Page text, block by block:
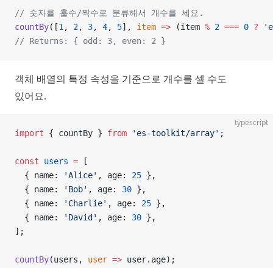
// 숫자를 홀수/짝수로 분류해서 개수를 세요.
countBy([1 , 2, 3, 4, 5], item => (item % 2 === 0 ?
// Returns: { odd: 3, even: 2 }
객체 배열의 특정 속성을 기준으로 개수를 셀 수도
있어요.
typescript
import { countBy } from 'es-toolkit/array' ;
const users = [
  { name:
'Alice' , age: 25 },
  { name:
'Bob' , age: 30 },
  { name:
'Charlie' , age: 25 },
  { name:
'David' , age: 30 },
];
countBy(users, user => user.age);